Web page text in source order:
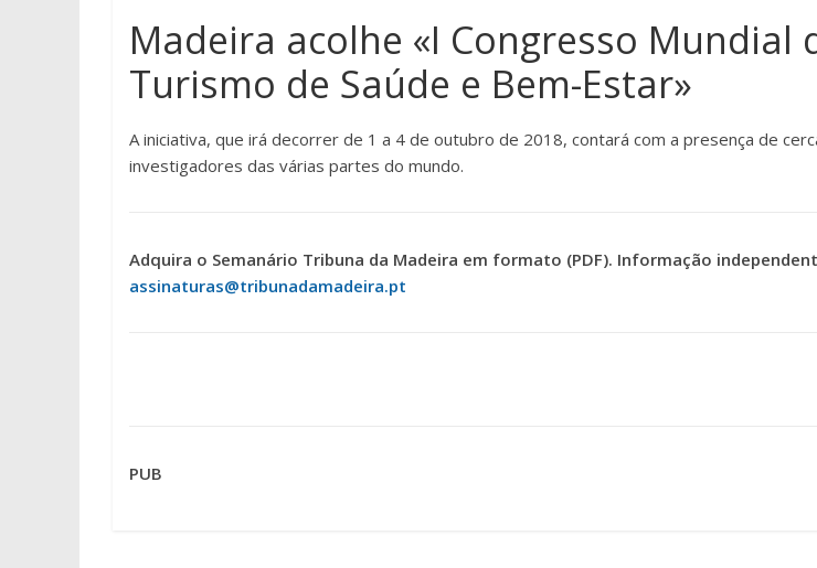
Madeira acolhe «I Congresso Mundial
Turismo de Saúde e Bem-Estar»
A iniciativa, que irá decorrer de 1 a 4 de outubro de 2018, contará com a presença de
investigadores das várias partes do mundo.
Adquira o Semanário Tribuna da Madeira em formato (PDF). Informação
assinaturas@tribunadamadeira.pt
PUB